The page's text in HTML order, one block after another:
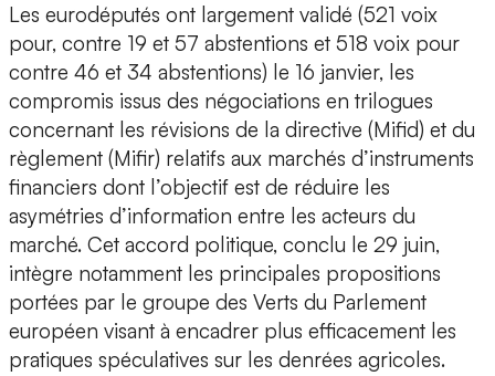
Les eurodéputés ont largement validé (521 voix
pour, contre 19 et 57 abstentions et 518 voix pour
contre 46 et 34 abstentions) le 16 janvier, les
compromis issus des négociations en trilogues
concernant les révisions de la directive (Mifid) et du
règlement (Mifir) relatifs aux marchés d’instruments
financiers dont l’objectif est de réduire les
asymétries d’information entre les acteurs du
marché. Cet accord politique, conclu le 29 juin,
intègre notamment les principales propositions
portées par le groupe des Verts du Parlement
européen visant à encadrer plus efficacement les
pratiques spéculatives sur les denrées agricoles.